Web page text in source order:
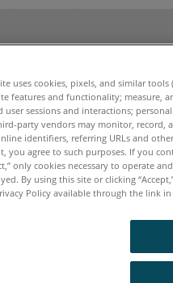
uses cookies, pixels, and similar
features and functionality; measure,
user sessions and interactions;
party vendors may monitor, record,
identifiers, referring URLs and
you agree to such purposes. If you
only cookies necessary to operate
By using this site or clicking
Policy available through the link